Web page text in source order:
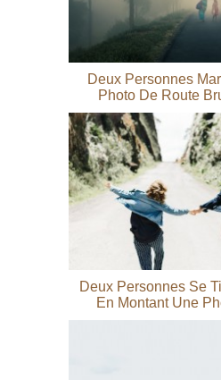
Deux Personnes
Photo De Route
Deux Personnes Se
En Montant Une